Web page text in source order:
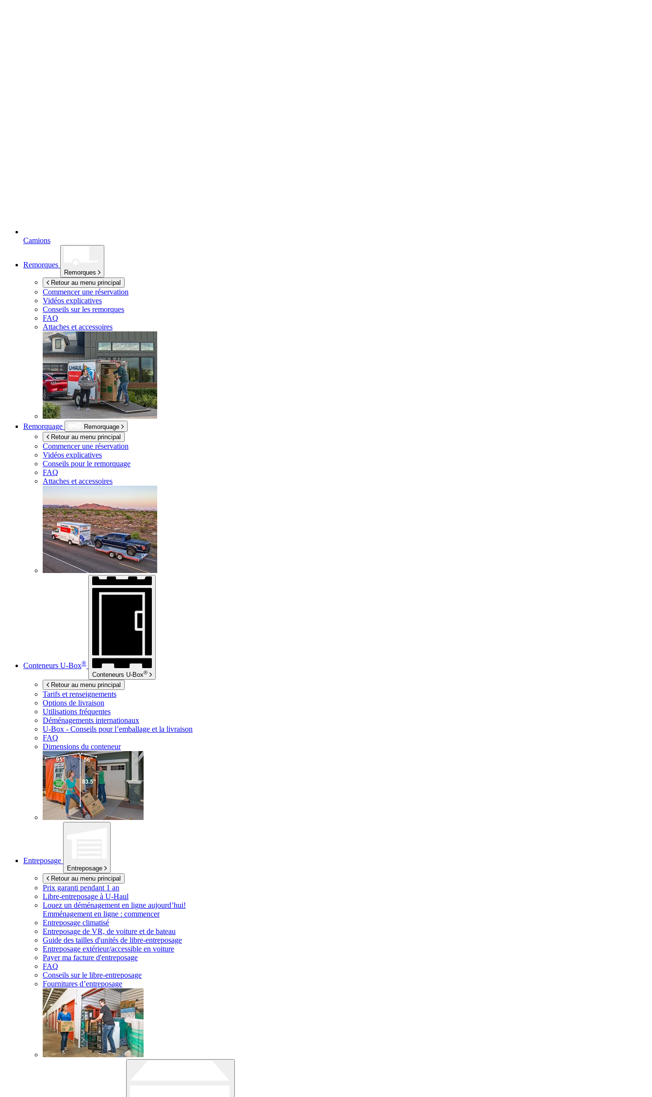
Camions
Remorques
Remorques
Retour au menu principal
Commencer une réservation
Vidéos explicatives
Conseils sur les remorques
FAQ
Attaches et accessoires
Remorquage
Remorquage
Retour au menu principal
Commencer une réservation
Vidéos explicatives
Conseils pour le remorquage
FAQ
Attaches et accessoires
Conteneurs U-Box®
Conteneurs U-Box®
Retour au menu principal
Tarifs et renseignements
Options de livraison
Utilisations fréquentes
Déménagements internationaux
U-Box - Conseils pour l’emballage et la livraison
FAQ
Dimensions du conteneur
Entreposage
Entreposage
Retour au menu principal
Prix garanti pendant 1 an
Libre-entreposage à U-Haul
Louez un déménagement en ligne aujourd’hui!
Emménagement en ligne : commencer
Entreposage climatisé
Entreposage de VR, de voiture et de bateau
Guide des tailles d'unités de libre-entreposage
Entreposage extérieur/accessible en voiture
Payer ma facture d'entreposage
FAQ
Conseils sur le libre-entreposage
Fournitures d’entreposage